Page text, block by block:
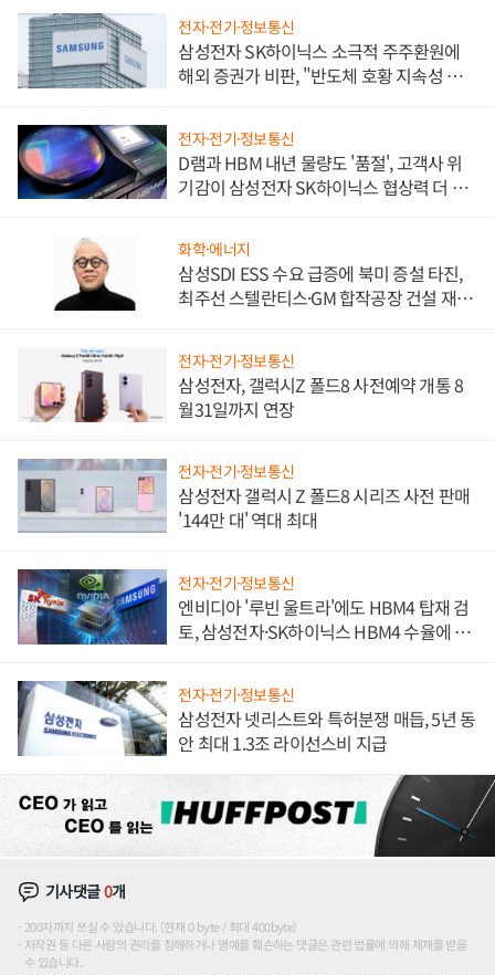
전자·전기·정보통신
삼성전자 SK하이닉스 소극적 주주환원에
해외 증권가 비판, "반도체 호황 지속성 의
전자·전기·정보통신
D램과 HBM 내년 물량도 '품절', 고객사 위
기감이 삼성전자 SK하이닉스 협상력 더 키
화학·에너지
삼성SDI ESS 수요 급증에 북미 증설 타진,
최주선 스텔란티스·GM 합작공장 건설 재추
전자·전기·정보통신
삼성전자, 갤럭시Z 폴드8 사전예약 개통 8
월31일까지 연장
전자·전기·정보통신
삼성전자 갤럭시 Z 폴드8 시리즈 사전 판매
'144만 대' 역대 최대
전자·전기·정보통신
엔비디아 '루빈 울트라'에도 HBM4 탑재 검
토, 삼성전자·SK하이닉스 HBM4 수율에 주
전자·전기·정보통신
삼성전자 넷리스트와 특허분쟁 매듭, 5년 동
안 최대 1.3조 라이선스비 지급
기사댓글0개
200자까지 쓰실 수 있습니다. (현재 0 byte / 최대 400byte)
저작권 등 다른 사람의 권리를 침해하거나 명예를 훼손하는 댓글은 관련 법률에 의해 제재를 받을
수 있습니다.